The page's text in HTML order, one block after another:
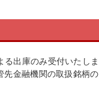
出庫のみ受付いたしま
金融機関の取扱銘柄